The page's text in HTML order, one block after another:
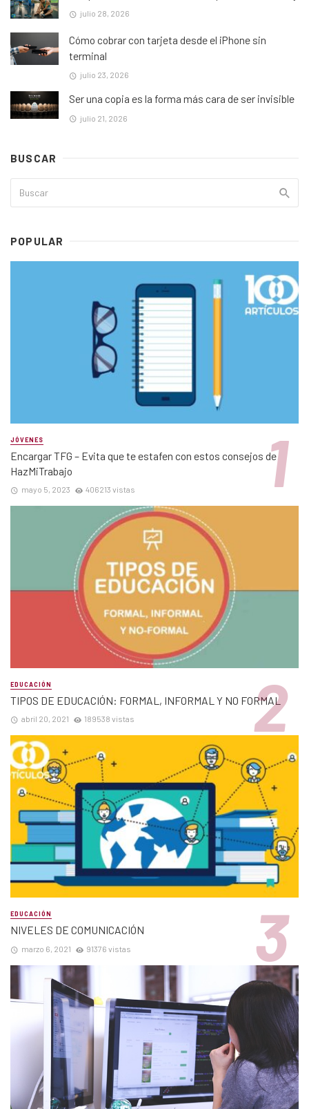
julio 28, 2026
Cómo cobrar con tarjeta desde el iPhone sin
terminal
julio 23, 2026
Ser una copia es la forma más cara de ser invisible
julio 21, 2026
BUSCAR
POPULAR
JÓVENES
Encargar TFG – Evita que te estafen con estos consejos de
HazMiTrabajo
mayo 5, 2023 406213 vistas
EDUCACIÓN
TIPOS DE EDUCACIÓN: FORMAL, INFORMAL Y NO FORMAL
abril 20, 2021 189538 vistas
EDUCACIÓN
NIVELES DE COMUNICACIÓN
marzo 6, 2021 91376 vistas